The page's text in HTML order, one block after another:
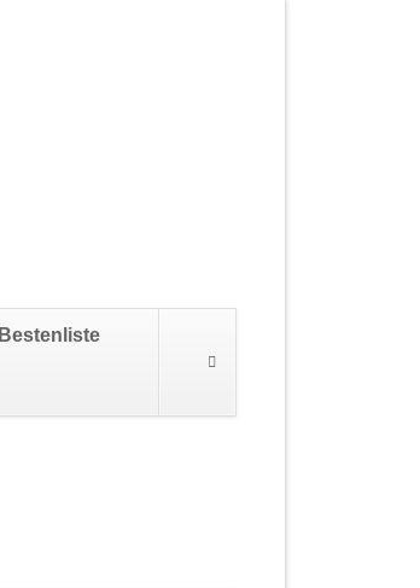
überspringen
Bestenliste